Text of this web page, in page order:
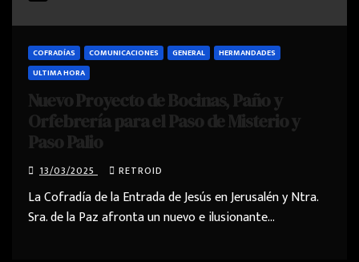
COFRADÍAS COMUNICACIONES GENERAL
HERMANDADES
ULTIMA HORA
Nuevo Proyecto de Bocinas, Paño y
Orfebrería para el Paso de Misterio y
Paso Palio
13/03/2025 RETROID
La Cofradía de la Entrada de Jesús en Jerusalén y Ntra.
Sra. de la Paz afronta un nuevo e ilusionante…